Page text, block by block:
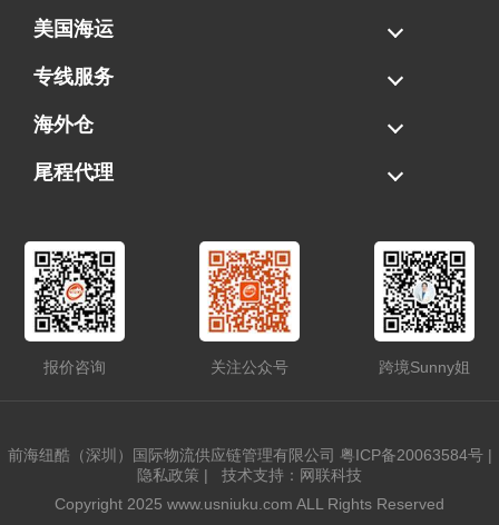
美国海运
海运拼柜
海运整柜
美国海卡
加拿大海运
专线服务
FBA专线直送
超大件专线
AWD专线
电池专线
海外仓
一件代发
FBA中转
贴标换标
拆柜/存储
尾程代理
报价咨询 关注公众号 跨境Sunny姐
前海纽酷（深圳）国际物流供应链管理有限公司 粤ICP备20063584号|
隐私政策 |
技术支持：网联科技
Copyright 2025 www.usniuku.com ALL Rights Reserved